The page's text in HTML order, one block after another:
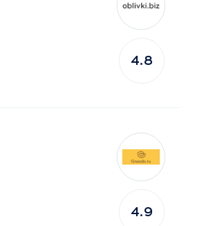
4.8
4.9